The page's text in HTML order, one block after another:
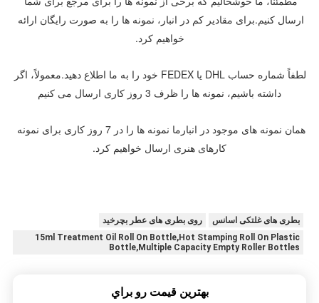
خواهیم کرد.
داشته باشیم، نمونه ها را ظرف 3 روز کاری ارسال می کنیم
کارهای هنری ارسال خواهیم کرد.
بطری های غلتکی اسانس
روی بطری های عطر بچرخید
15ml Treatment Oil Roll On Bottle,Hot Stamping Roll On Plastic
Bottle,Multiple Capacity Empty Roller Bottles
بهترين قيمت رو براي